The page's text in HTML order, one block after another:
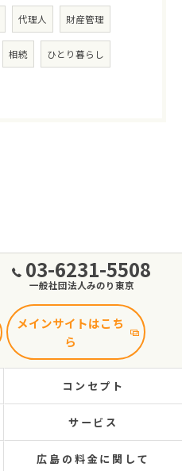
代理人 財産管理
相続 ひとり暮らし
03-6231-5508
一般社団法人みのり東京
メインサイトはこち
ら
コンセプト
サービス
広島の料金に関して